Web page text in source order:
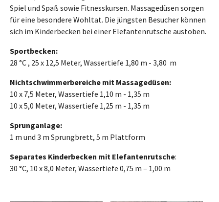
Spiel und Spaß sowie Fitnesskursen. Massagedüsen sorgen
für eine besondere Wohltat. Die jüngsten Besucher können
sich im Kinderbecken bei einer Elefantenrutsche austoben.
Sportbecken:
28 °C , 25 x 12,5 Meter, Wassertiefe 1,80 m - 3,80 m
Nichtschwimmerbereiche mit Massagedüsen:
10 x 7,5 Meter, Wassertiefe 1,10 m - 1,35 m
10 x 5,0 Meter, Wassertiefe 1,25 m - 1,35 m
Sprunganlage:
1 m und 3 m Sprungbrett, 5 m Plattform
Separates Kinderbecken mit Elefantenrutsche:
30 °C, 10 x 8,0 Meter, Wassertiefe 0,75 m – 1,00 m